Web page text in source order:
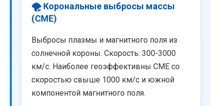
🌪️ Корональные выбросы массы
(CME)
Выбросы плазмы и магнитного поля из
солнечной короны. Скорость: 300-3000
км/с. Наиболее геоэффективны CME со
скоростью свыше 1000 км/с и южной
компонентой магнитного поля.